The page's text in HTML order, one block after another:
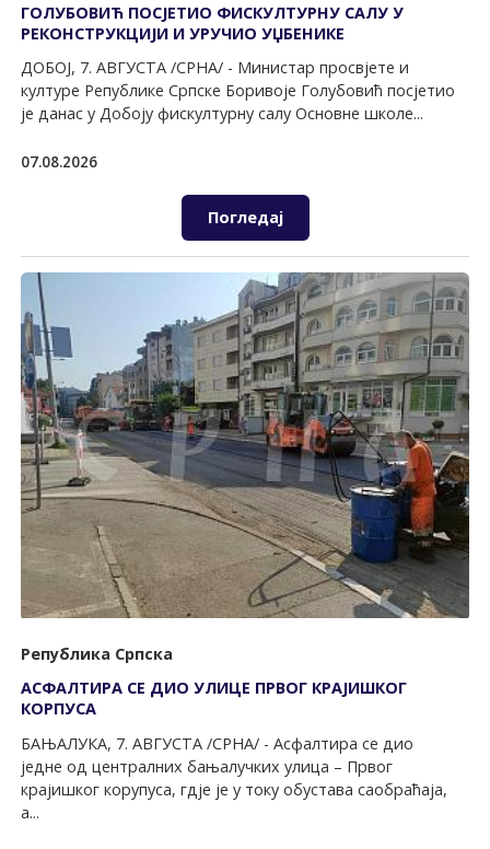
ГОЛУБОВИЋ ПОСЈЕТИО ФИСКУЛТУРНУ САЛУ У
РЕКОНСТРУКЦИЈИ И УРУЧИО УЏБЕНИКЕ
ДОБОЈ, 7. АВГУСТА /СРНА/ - Министар просвјете и
културе Републике Српске Боривоје Голубовић посјетио
је данас у Добоју фискултурну салу Основне школе...
07.08.2026
Погледај
Република Српска
АСФАЛТИРА СЕ ДИО УЛИЦЕ ПРВОГ КРАЈИШКОГ
КОРПУСА
БАЊАЛУКА, 7. АВГУСТА /СРНА/ - Асфалтира се дио
једне од централних бањалучких улица – Првог
крајишког корупуса, гдје је у току обустава саобраћаја,
а...